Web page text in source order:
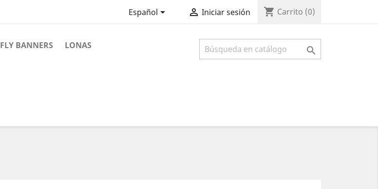
Español  Iniciar sesión shopping_cart Carrito (0)
FLY BANNERS LONAS 